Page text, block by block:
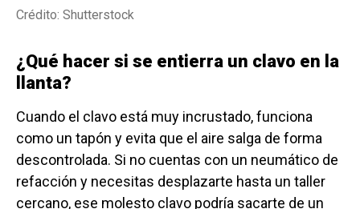
Crédito: Shutterstock
¿Qué hacer si se entierra un clavo en la
llanta?
Cuando el clavo está muy incrustado, funciona
como un tapón y evita que el aire salga de forma
descontrolada. Si no cuentas con un neumático de
refacción y necesitas desplazarte hasta un taller
cercano, ese molesto clavo podría sacarte de un